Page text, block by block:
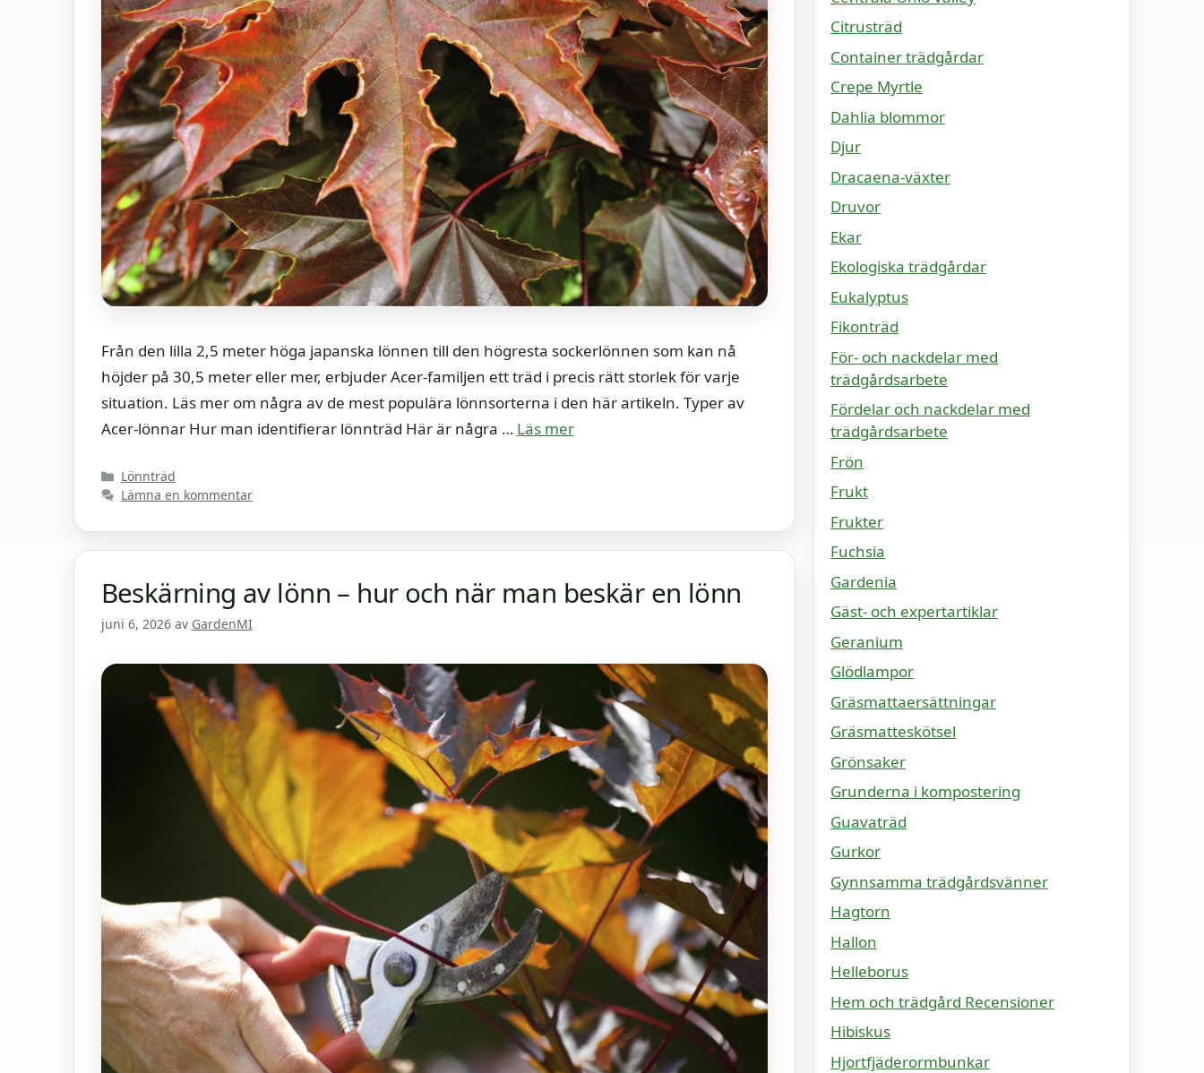
Från den lilla 2,5 meter höga japanska lönnen till den högresta sockerlönnen som kan nå
höjder på 30,5 meter eller mer, erbjuder Acer-familjen ett träd i precis rätt storlek för varje
situation. Läs mer om några av de mest populära lönnsorterna i den här artikeln. Typer av
Acer-lönnar Hur man identifierar lönnträd Här är några … Läs mer
Kategorier
Lönnträd
Lämna en kommentar
Beskärning av lönn – hur och när man beskär en lönn
juni 6, 2026 av GardenMI
Citrusträd
Container trädgårdar
Crepe Myrtle
Dahlia blommor
Djur
Dracaena-växter
Druvor
Ekar
Ekologiska trädgårdar
Eukalyptus
Fikonträd
För- och nackdelar med
trädgårdsarbete
Fördelar och nackdelar med
trädgårdsarbete
Frön
Frukt
Frukter
Fuchsia
Gardenia
Gäst- och expertartiklar
Geranium
Glödlampor
Gräsmattaersättningar
Gräsmatteskötsel
Grönsaker
Grunderna i kompostering
Guavaträd
Gurkor
Gynnsamma trädgårdsvänner
Hagtorn
Hallon
Helleborus
Hem och trädgård Recensioner
Hibiskus
Hjortfjäderormbunkar